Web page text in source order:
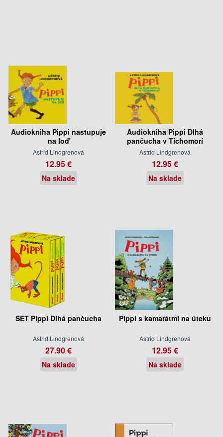
Audiokniha Pippi nastupuje
na loď
Astrid Lindgrenová
12.95 €
Na sklade
Audiokniha Pippi Dlhá
pančucha v Tichomorí
Astrid Lindgrenová
12.95 €
Na sklade
SET Pippi Dlhá pančucha
Astrid Lindgrenová
27.90 €
Na sklade
Pippi s kamarátmi na úteku
Astrid Lindgrenová
12.95 €
Na sklade